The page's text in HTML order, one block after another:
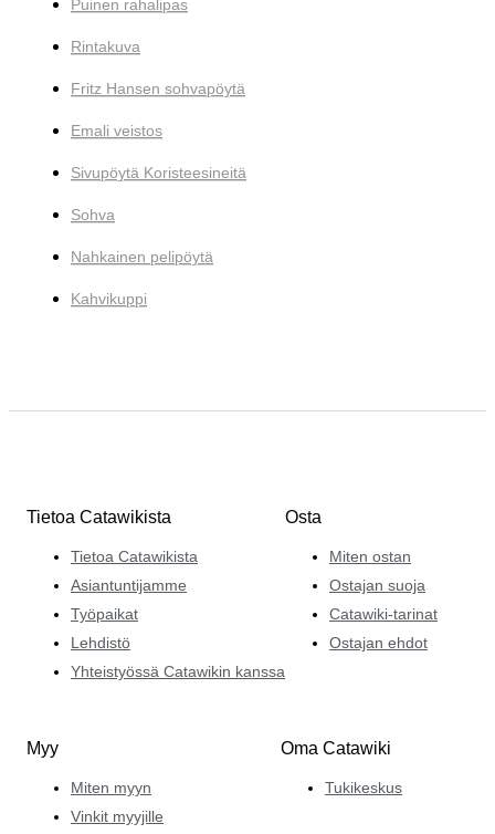
Puinen rahalipas
Rintakuva
Fritz Hansen sohvapöytä
Emali veistos
Sivupöytä Koristeesineitä
Sohva
Nahkainen pelipöytä
Kahvikuppi
Tietoa Catawikista
Tietoa Catawikista
Asiantuntijamme
Työpaikat
Lehdistö
Yhteistyössä Catawikin kanssa
Osta
Miten ostan
Ostajan suoja
Catawiki-tarinat
Ostajan ehdot
Myy
Miten myyn
Vinkit myyjille
Oma Catawiki
Tukikeskus